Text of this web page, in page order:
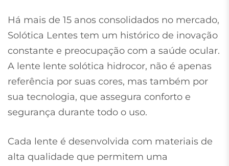
Há mais de 15 anos consolidados no mercado,
Solótica Lentes tem um histórico de inovação
constante e preocupação com a saúde ocular.
A lente lente solótica hidrocor, não é apenas
referência por suas cores, mas também por
sua tecnologia, que assegura conforto e
segurança durante todo o uso.
Cada lente é desenvolvida com materiais de
alta qualidade que permitem uma